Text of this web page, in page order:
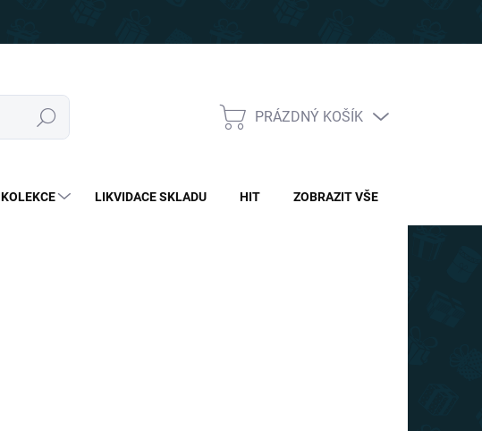
Hledat
NÁKUPNÍ
PRÁZDNÝ KOŠÍK
KOLEKCE LIKVIDACE SKLADU HIT ZOBRAZIT VŠE